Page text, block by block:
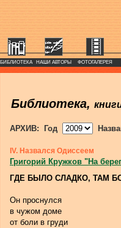
БИБЛИОТЕКА НАШИ АВТОРЫ ФОТОГАЛЕРЕЯ
Библиотека,
АРХИВ: Год
IV. Назвался Одиссеем
Григорий Кружков "На
ГДЕ БЫЛО СЛАДКО, ТАМ
Он проснулся
в чужом доме
от боли в груди